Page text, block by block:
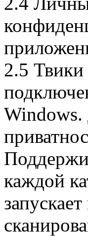
2.5
Windows.
каждой